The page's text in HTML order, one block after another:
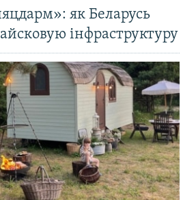
як Беларусь
інфраструктуру